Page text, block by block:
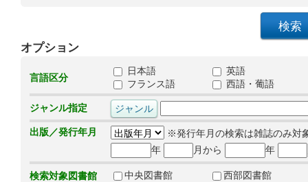
オプション
言語区分
日本語
英語
フランス語
西語・葡語
ジャンル指定
出版／発行年月
※発行年月の検索は雑誌のみ対
年
月から 年
検索対象図書館 中央図書館 西部図書館